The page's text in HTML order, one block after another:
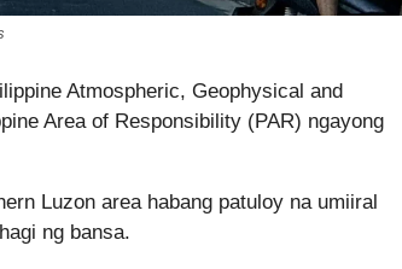
Atmospheric, Geophysical and
Area of Responsibility (PAR) ngayong
Luzon area habang patuloy na umiiral
ng bansa.